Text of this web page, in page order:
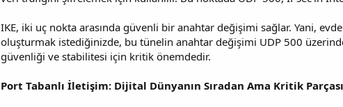
IKE, iki uç nokta arasında güvenli bir anahtar değişimi sağlar. Yani,
oluşturmak istediğinizde, bu tünelin anahtar değişimi UDP 500
güvenliği ve stabilitesi için kritik önemdedir.
Port Tabanlı İletişim: Dijital Dünyanın Sıradan Ama Kritik Parçası